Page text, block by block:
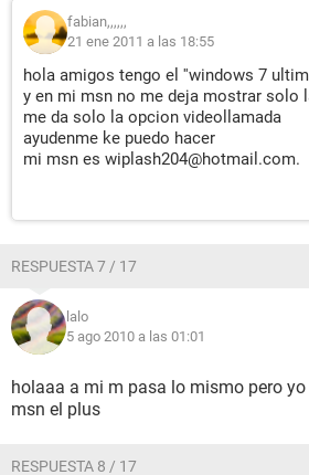
fabian,,,,,,
21 ene 2011 a las 18:55
hola amigos tengo el ''windows 7
y en mi msn no me deja mostrar solo
me da solo la opcion videollamada
ayudenme ke puedo hacer
mi msn es wiplash204@hotmail.com.
RESPUESTA 7 / 17
lalo
5 ago 2010 a las 01:01
holaaa a mi m pasa lo mismo pero
msn el plus
RESPUESTA 8 / 17